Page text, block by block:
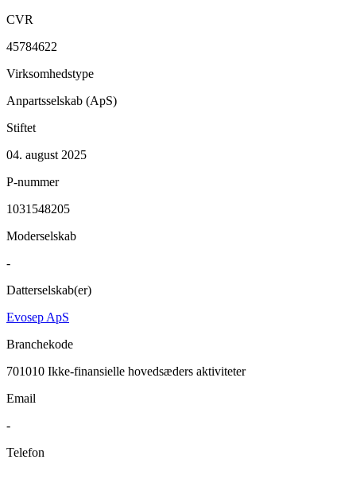
CVR
45784622
Virksomhedstype
Anpartsselskab (ApS)
Stiftet
04. august 2025
P-nummer
1031548205
Moderselskab
-
Datterselskab(er)
Evosep ApS
Branchekode
701010 Ikke-finansielle hovedsæders aktiviteter
Email
-
Telefon